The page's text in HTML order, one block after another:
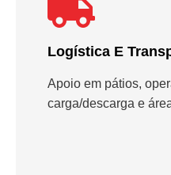
Logística E
Apoio em pátios,
carga/descarga e